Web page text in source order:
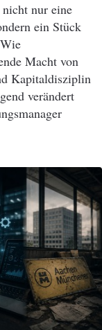
nur eine
ein Stück
Macht von
Kapitaldisziplin
verändert